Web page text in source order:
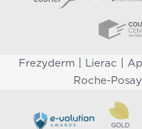
Frezyderm Lierac
Roche-Posay